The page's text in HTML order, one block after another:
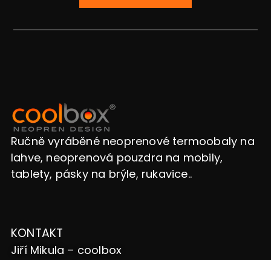
Ručně vyráběné neoprenové termoobaly na
lahve, neoprenová pouzdra na mobily,
tablety, pásky na brýle, rukavice..
KONTAKT
Jiří Mikula – coolbox